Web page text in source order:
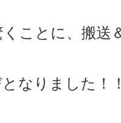
ことに、搬送
なりました！